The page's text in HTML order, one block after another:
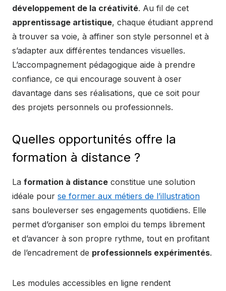
développement de la créativité. Au fil de cet
apprentissage artistique, chaque étudiant apprend
à trouver sa voie, à affiner son style personnel et à
s’adapter aux différentes tendances visuelles.
L’accompagnement pédagogique aide à prendre
confiance, ce qui encourage souvent à oser
davantage dans ses réalisations, que ce soit pour
des projets personnels ou professionnels.
Quelles opportunités offre la
formation à distance ?
La formation à distance constitue une solution
idéale pour se former aux métiers de l’illustration
sans bouleverser ses engagements quotidiens. Elle
permet d’organiser son emploi du temps librement
et d’avancer à son propre rythme, tout en profitant
de l’encadrement de professionnels expérimentés.
Les modules accessibles en ligne rendent